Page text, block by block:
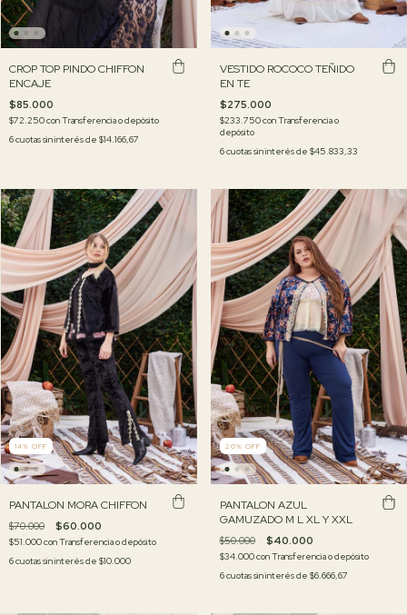
CROP TOP PINDO CHIFFON
ENCAJE
$85.000
$72.250conTransferencia o depósito
6cuotas sin interés de $14.166,67
VESTIDO ROCOCO TEÑIDO
EN TE
$275.000
$233.750conTransferencia o
depósito
6cuotas sin interés de $45.833,33
14% OFF
PANTALON MORA CHIFFON
$70.000 $60.000
$51.000conTransferencia o depósito
6cuotas sin interés de $10.000
20% OFF
PANTALON AZUL
GAMUZADO M L XL Y XXL
$50.000 $40.000
$34.000conTransferencia o depósito
6cuotas sin interés de $6.666,67